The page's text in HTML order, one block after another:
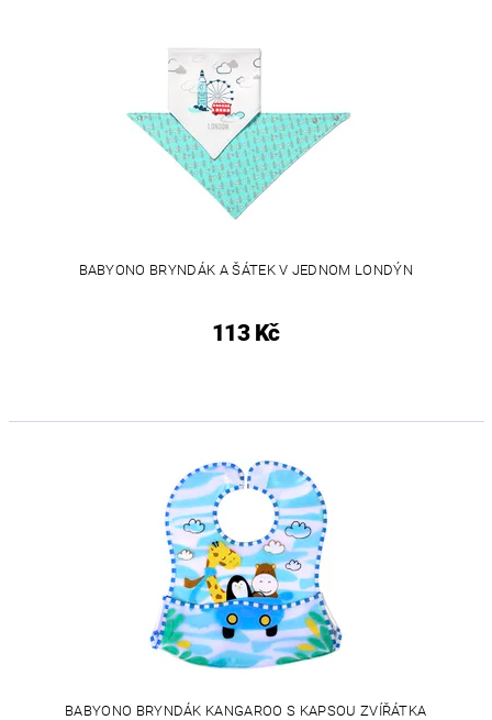
BABYONO BRYNDÁK A ŠÁTEK V JEDNOM LONDÝN
113 Kč
BABYONO BRYNDÁK KANGAROO S KAPSOU ZVÍŘÁTKA